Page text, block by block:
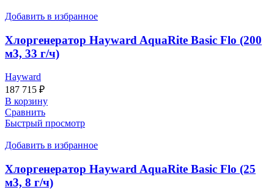
Добавить в избранное
Хлоргенератор Hayward AquaRite Basic Flo (200
м3, 33 г/ч)
Hayward
187 715 ₽
В корзину
Сравнить
Быстрый просмотр
Добавить в избранное
Хлоргенератор Hayward AquaRite Basic Flo (25
м3, 8 г/ч)